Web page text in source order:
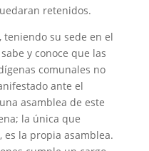
retenidos.
teniendo su sede en el
y conoce que las
comunales no
ante el
asamblea de este
la única que
es la propia asamblea.